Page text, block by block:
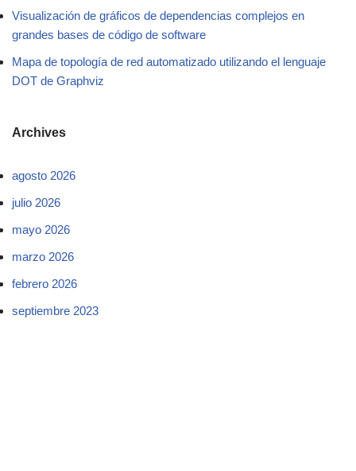
Visualización de gráficos de dependencias complejos en
grandes bases de código de software
Mapa de topología de red automatizado utilizando el lenguaje
DOT de Graphviz
Archives
agosto 2026
julio 2026
mayo 2026
marzo 2026
febrero 2026
septiembre 2023